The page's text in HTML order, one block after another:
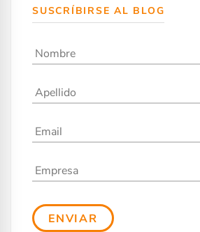
SUSCRÍBIRSE AL BLOG